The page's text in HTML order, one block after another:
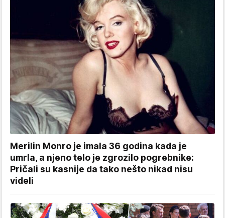
Merilin Monro je imala 36 godina kada je
umrla, a njeno telo je zgrozilo pogrebnike:
Pričali su kasnije da tako nešto nikad nisu
videli